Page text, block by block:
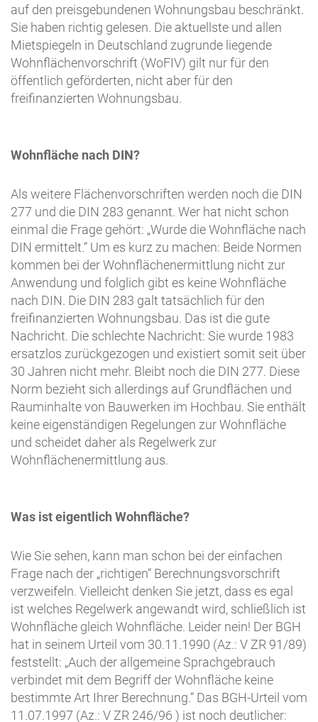
auf den preisgebundenen Wohnungsbau beschränkt.
Sie haben richtig gelesen. Die aktuellste und allen
Mietspiegeln in Deutschland zugrunde liegende
Wohnflächenvorschrift (WoFIV) gilt nur für den
öffentlich geförderten, nicht aber für den
freifinanzierten Wohnungsbau.
Wohnfläche nach DIN?
Als weitere Flächenvorschriften werden noch die DIN
277 und die DIN 283 genannt. Wer hat nicht schon
einmal die Frage gehört: „Wurde die Wohnfläche nach
DIN ermittelt.“ Um es kurz zu machen: Beide Normen
kommen bei der Wohnflächenermittlung nicht zur
Anwendung und folglich gibt es keine Wohnfläche
nach DIN. Die DIN 283 galt tatsächlich für den
freifinanzierten Wohnungsbau. Das ist die gute
Nachricht. Die schlechte Nachricht: Sie wurde 1983
ersatzlos zurückgezogen und existiert somit seit über
30 Jahren nicht mehr. Bleibt noch die DIN 277. Diese
Norm bezieht sich allerdings auf Grundflächen und
Rauminhalte von Bauwerken im Hochbau. Sie enthält
keine eigenständigen Regelungen zur Wohnfläche
und scheidet daher als Regelwerk zur
Wohnflächenermittlung aus.
Was ist eigentlich Wohnfläche?
Wie Sie sehen, kann man schon bei der einfachen
Frage nach der „richtigen“ Berechnungsvorschrift
verzweifeln. Vielleicht denken Sie jetzt, dass es egal
ist welches Regelwerk angewandt wird, schließlich ist
Wohnfläche gleich Wohnfläche. Leider nein! Der BGH
hat in seinem Urteil vom 30.11.1990 (Az.: V ZR 91/89)
feststellt: „Auch der allgemeine Sprachgebrauch
verbindet mit dem Begriff der Wohnfläche keine
bestimmte Art Ihrer Berechnung.“ Das BGH-Urteil vom
11.07.1997 (Az.: V ZR 246/96 ) ist noch deutlicher: